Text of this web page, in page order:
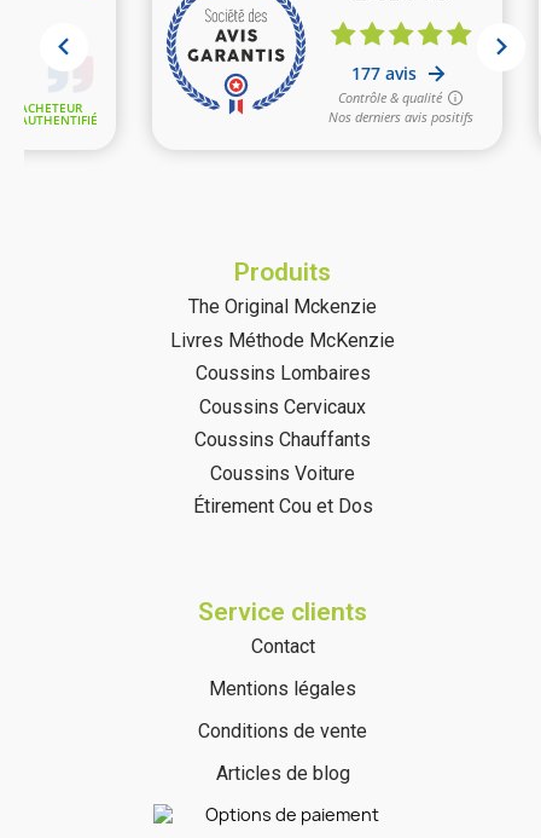
Produits
The Original Mckenzie
Livres Méthode McKenzie
Coussins Lombaires
Coussins Cervicaux
Coussins Chauffants
Coussins Voiture
Étirement Cou et Dos
Service clients
Contact
Mentions légales
Conditions de vente
Articles de blog